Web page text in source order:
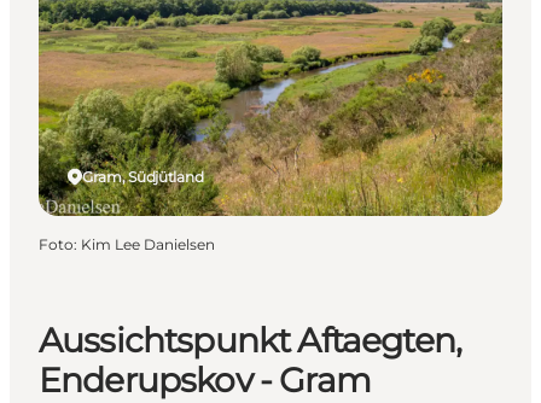
Events
Übernachtung
Plane deine Reise
Booking
Aussichtspunkt Aftaegten,
Enderupskov - Gram
Gram, Südjütland
Foto: Kim Lee Danielsen